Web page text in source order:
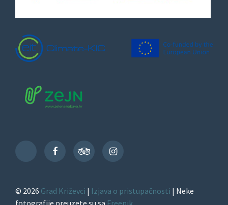
TikTok
FacebookTripAdvisorInstagram
© 2026 Grad Križevci | Izjava o pristupačnosti | Neke
fotografije preuzete su sa Freepik